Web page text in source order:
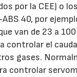
por la CEE) o
40, por
van de 23 a
controlar el
gases.
controlar